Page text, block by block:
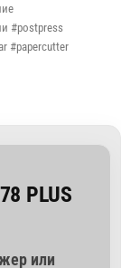
#postpress
#papercutter
PLUS
или